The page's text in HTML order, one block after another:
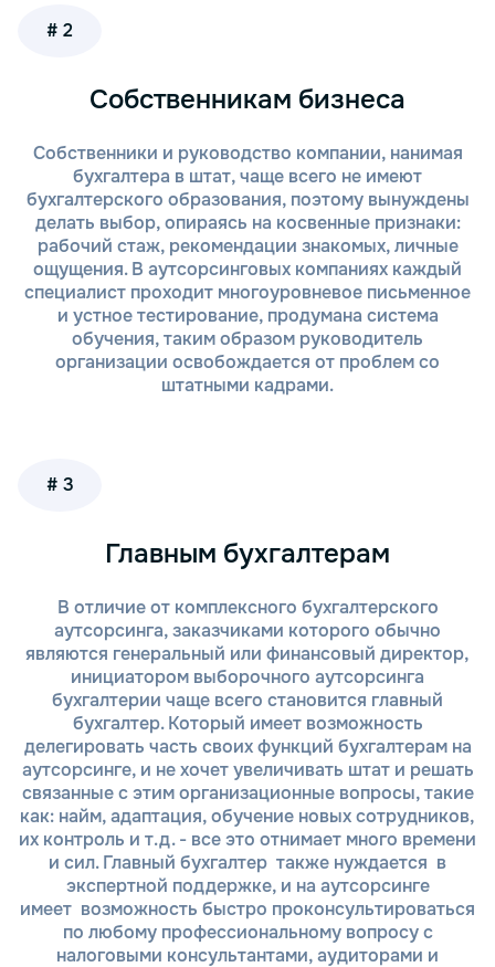
преимущества сотрудничества с нашими
Почему стоит выбрать нас:
Соблюдение сроков. Наша команда гарантирует
своевременную подготовку и сдачу всех форм
отчетности, включая СЗВ-М, СЗВ-СТАЖ и РСВ.
Профессиональный подход. Опытные
специалисты знают нюансы расчета страховых
взносов и работы с документами, что исключает
ошибки и некорректные данные.
Удобная электронная подача. Используем
современные программы для заполнения и
отправки отчетов в ПФР и налоговую. Это
упрощает процесс и ускоряет взаимодействие с
РФ, чтобы ваша отчетность всегда
Индивидуальный подход. Учитываем специфику
вашего бизнеса – будь то ИП или крупная
Что вы получите:
Экономию рабочего времени – наши
специалисты возьмут всю рутину на себя.
Уверенность в правильности документов –
проверка и исправление данных перед сдачей.
Снижение рисков штрафов и проверок – отчеты
всегда подготовлены в срок и по всем
требованиям.
Полный бухгалтерский и страховой учет,
включая расчет зарплаты и взносов
сотрудников.
Выберите «Тонкий и партнеры», чтобы
# 2
Собственникам бизнеса
Собственники и руководство компании, нанимая
бухгалтера в штат, чаще всего не имеют
бухгалтерского образования, поэтому вынуждены
делать выбор, опираясь на косвенные признаки:
рабочий стаж, рекомендации знакомых, личные
ощущения. В аутсорсинговых компаниях каждый
специалист проходит многоуровневое письменное
и устное тестирование, продумана система
обучения, таким образом руководитель
организации освобождается от проблем со
штатными кадрами.
# 3
Главным бухгалтерам
В отличие от комплексного бухгалтерского
аутсорсинга, заказчиками которого обычно
являются генеральный или финансовый директор,
инициатором выборочного аутсорсинга
бухгалтерии чаще всего становится главный
бухгалтер. Который имеет возможность
делегировать часть своих функций бухгалтерам на
аутсорсинге, и не хочет увеличивать штат и решать
связанные с этим организационные вопросы, такие
как: найм, адаптация, обучение новых сотрудников,
их контроль и т.д. - все это отнимает много времени
и сил. Главный бухгалтер также нуждается в
экспертной поддержке, и на аутсорсинге
имеет возможность быстро проконсультироваться
по любому профессиональному вопросу с
налоговыми консультантами, аудиторами и